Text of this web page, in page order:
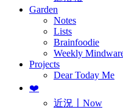
Garden
Notes
Lists
Brainfoodie
Weekly
Projects
Dear Today Me
❤️
近況〡Now